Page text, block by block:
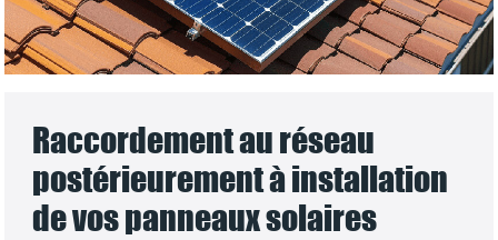
Raccordement au réseau
postérieurement à installation
de vos panneaux solaires